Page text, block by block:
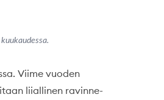
Viime vuoden
liiallinen ravinne-